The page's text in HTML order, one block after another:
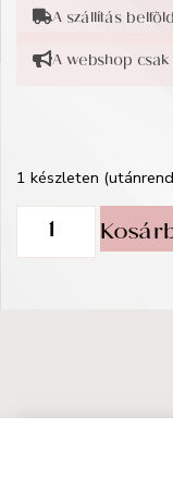
A szállítás
A webshop
1 készleten